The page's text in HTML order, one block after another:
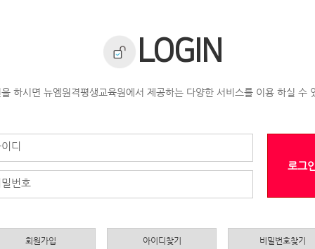
LOGIN
하시면 뉴엠원격평생교육원에서 제공하는 다양한 서비스를 이용 하실 수
디
번호
로그인
회원가입 아이디찾기 비밀번호찾기